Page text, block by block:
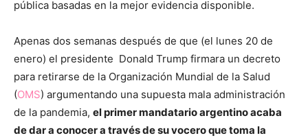
pública basadas en la mejor evidencia disponible.
Apenas dos semanas después de que (el lunes 20 de
enero) el presidente Donald Trump firmara un decreto
para retirarse de la Organización Mundial de la Salud
(OMS) argumentando una supuesta mala administración
de la pandemia, el primer mandatario argentino acaba
de dar a conocer a través de su vocero que toma la